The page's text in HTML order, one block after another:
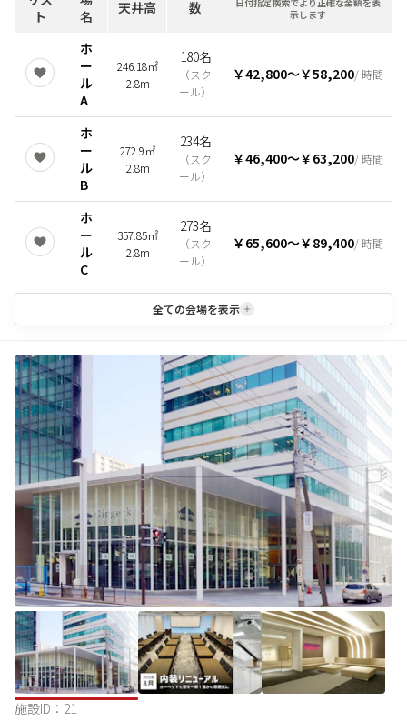
ト
名
天井高
数
示します
ホ
ー
ル
A
246.18㎡
2.8m
180名
（スク
ール）
￥42,800〜￥58,200/ 時間
ホ
ー
ル
B
272.9㎡
2.8m
234名
（スク
ール）
￥46,400〜￥63,200/ 時間
ホ
ー
ル
C
357.85㎡
2.8m
273名
（スク
ール）
￥65,600〜￥89,400/ 時間
全ての会場を表示
施設ID： 21